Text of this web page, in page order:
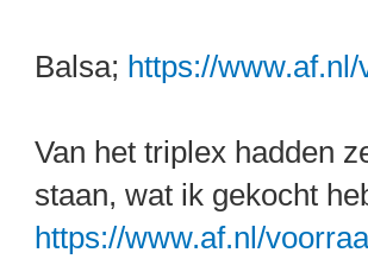
Balsa; https://
Van het triplex hadden
staan, wat ik gekocht
https://www.af.nl/